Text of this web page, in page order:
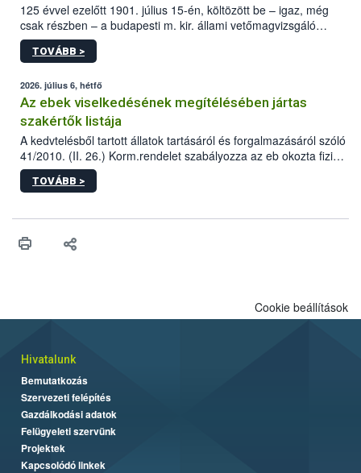
125 évvel ezelőtt 1901. július 15-én, költözött be – igaz, még
csak részben – a budapesti m. kir. állami vetőmagvizsgáló
állomás a Kis Rókus utca 15. szám alatti, Czigler Győző által
tervezett új épületébe.
TOVÁBB >
2026. július 6, hétfő
Az ebek viselkedésének megítélésében jártas
szakértők listája
A kedvtelésből tartott állatok tartásáról és forgalmazásáról szóló
41/2010. (II. 26.) Korm.rendelet szabályozza az eb okozta fizikai
sérülés, illetve ennek veszélye keletkezésekor felmerülő
hatósági feladatokat, valamint a veszélyes eb tartását és annak
vonni az ebek viselkedésének megítélésében jártas szakértőt.
TOVÁBB >
Cookie beállítások
Hivatalunk
Bemutatkozás
Szervezeti felépítés
Gazdálkodási adatok
Felügyeleti szervünk
Projektek
Kapcsolódó linkek